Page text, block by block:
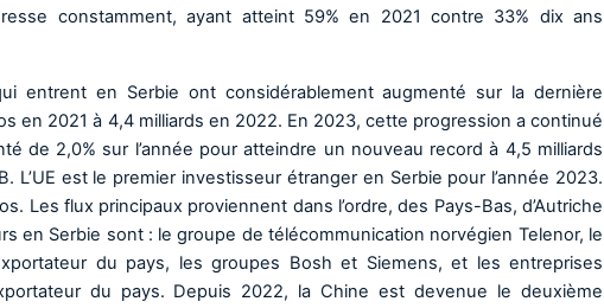
constamment, ayant atteint 59% en 2021 contre 33% dix ans
entrent en Serbie ont considérablement augmenté sur la dernière
en 2021 à 4,4 milliards en 2022. En 2023, cette progression a continué
de 2,0% sur l’année pour atteindre un nouveau record à 4,5 milliards
L’UE est le premier investisseur étranger en Serbie pour l’année 2023.
Les flux principaux proviennent dans l’ordre, des Pays-Bas, d’Autriche
en Serbie sont : le groupe de télécommunication norvégien Telenor, le
du pays, les groupes Bosh et Siemens, et les entreprises
du pays. Depuis 2022, la Chine est devenue le deuxième